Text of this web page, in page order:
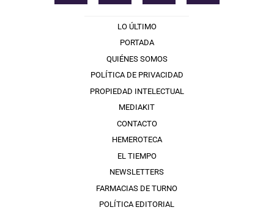
LO ÚLTIMO
PORTADA
QUIÉNES SOMOS
POLÍTICA DE PRIVACIDAD
PROPIEDAD INTELECTUAL
MEDIAKIT
CONTACTO
HEMEROTECA
EL TIEMPO
NEWSLETTERS
FARMACIAS DE TURNO
POLÍTICA EDITORIAL